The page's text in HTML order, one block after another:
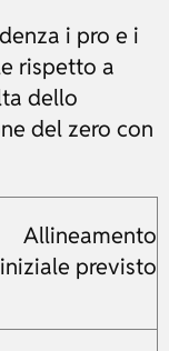
i pro e i
rispetto a
dello
del zero con
Allineamento
iniziale previsto